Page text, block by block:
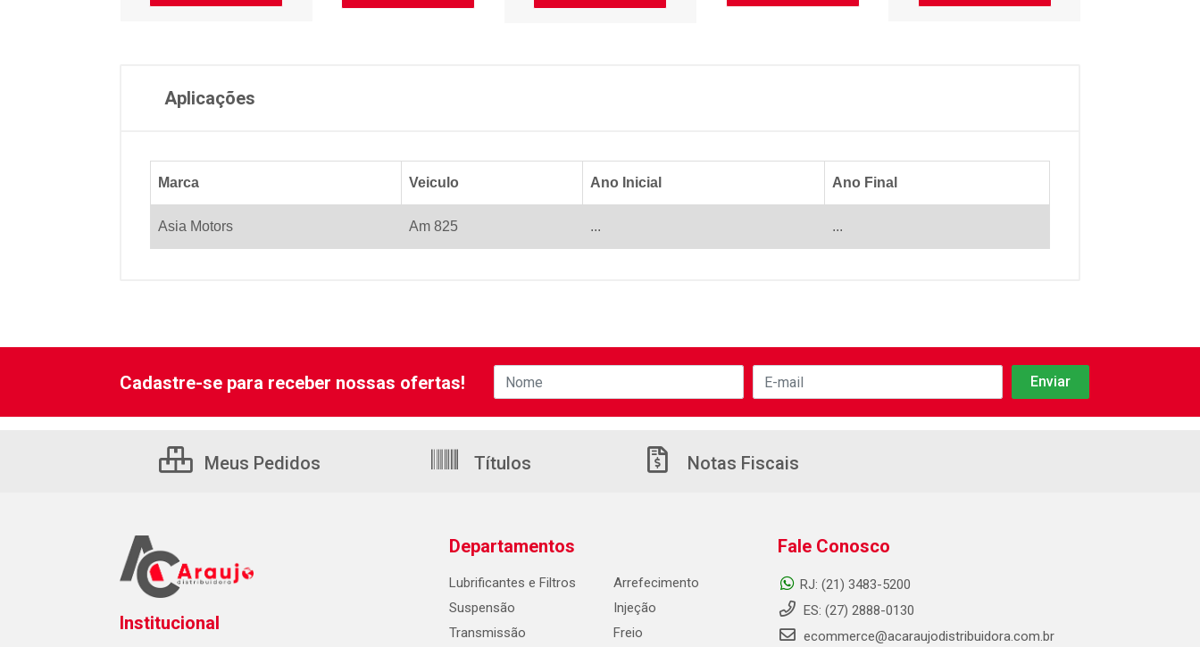
Aplicações
Marca Veiculo Ano Inicial Ano Final
Asia Motors Am 825 ... ...
Cadastre-se para receber nossas ofertas!
Meus Pedidos Títulos Notas Fiscais
Institucional
Departamentos
Lubrificantes e Filtros
Suspensão
Transmissão
Arrefecimento
Injeção
Freio
Fale Conosco
RJ: (21) 3483-5200
ES: (27) 2888-0130
ecommerce@acaraujodistribuidora.com.br